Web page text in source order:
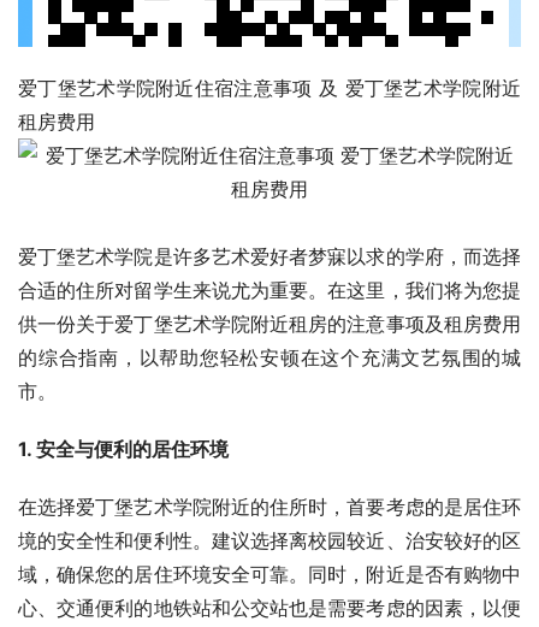
爱丁堡艺术学院附近住宿注意事项 及 爱丁堡艺术学院附近
租房费用
爱丁堡艺术学院是许多艺术爱好者梦寐以求的学府，而选择
合适的住所对留学生来说尤为重要。在这里，我们将为您提
供一份关于爱丁堡艺术学院附近租房的注意事项及租房费用
的综合指南，以帮助您轻松安顿在这个充满文艺氛围的城
市。
1. 安全与便利的居住环境
在选择爱丁堡艺术学院附近的住所时，首要考虑的是居住环
境的安全性和便利性。建议选择离校园较近、治安较好的区
域，确保您的居住环境安全可靠。同时，附近是否有购物中
心、交通便利的地铁站和公交站也是需要考虑的因素，以便